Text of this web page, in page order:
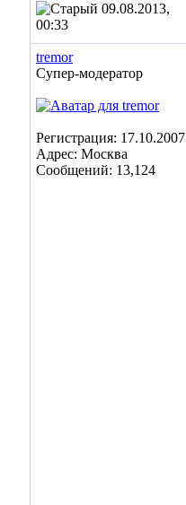
09.08.2013,
00:33
tremor
Супер-модератор
Регистрация: 17.10.2007
Адрес: Москва
Сообщений: 13,124